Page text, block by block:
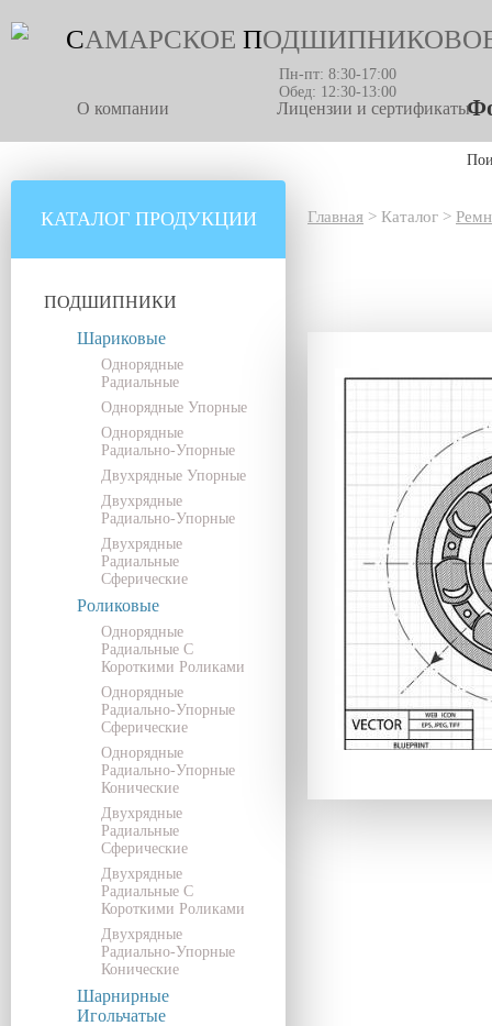
САМАРСКОЕ П
Пн-пт: 8:30-17:00
Обед: 12:30-13:00
О компании Лицензии и сертификаты
КАТАЛОГ ПРОДУКЦИИ
ПОДШИПНИКИ
Шариковые
Однорядные
Радиальные
Однорядные Упорные
Однорядные
Радиально-Упорные
Двухрядные Упорные
Двухрядные
Радиально-Упорные
Двухрядные
Радиальные
Сферические
Роликовые
Однорядные
Радиальные С
Короткими Роликами
Однорядные
Радиально-Упорные
Сферические
Однорядные
Радиально-Упорные
Конические
Двухрядные
Радиальные
Сферические
Двухрядные
Радиальные С
Короткими Роликами
Двухрядные
Радиально-Упорные
Конические
Шарнирные
Игольчатые
Главная > Каталог >